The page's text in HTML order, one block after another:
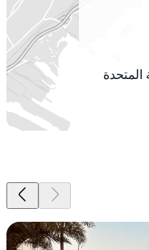
المتحدة